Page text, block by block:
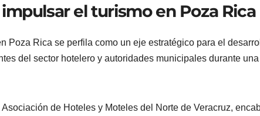
el turismo en Poza Rica
Poza Rica se perfila como un eje estratégico para el
del sector hotelero y autoridades municipales durante
de Hoteles y Moteles del Norte de Veracruz,